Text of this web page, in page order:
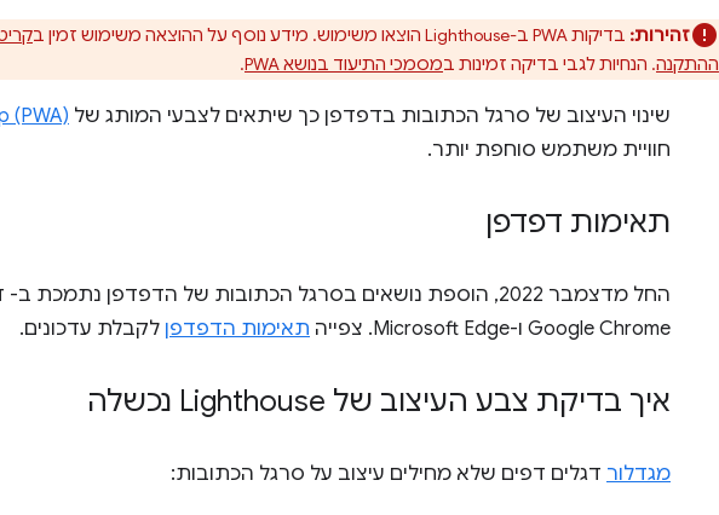
זהירות: בדיקות PWA ב-Lighthouse הוצאו משימוש. מידע נוסף על ההוצאה משימוש זמין ב
ההתקנה. הנחיות לגבי בדיקה זמינות במסמכי התיעוד בנושא PWA .
שינוי העיצוב של סרגל הכתובות בדפדפן כך שיתאים לצבעי המותג של (PWA)
חוויית משתמש סוחפת יותר.
תאימות דפדפן
Google Chrome ו-Microsoft Edge. צפייה
תאימות הדפדפן לקבלת עדכונים.
איך בדיקת צבע העיצוב של Lighthouse נכשלה
מגדלור דגלים דפים שלא מחילים עיצוב על סרגל הכתובות: